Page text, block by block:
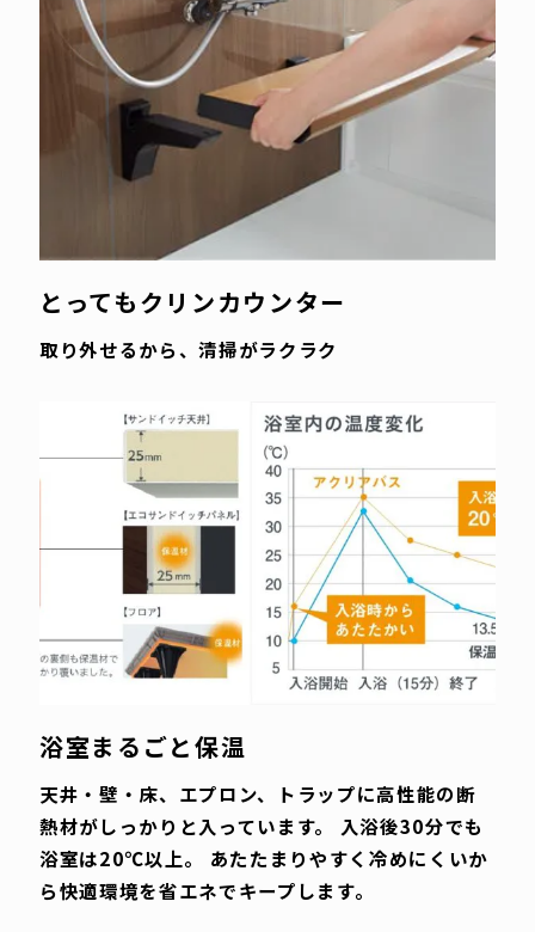
とってもクリンカウンター
取り外せるから、清掃がラクラク
浴室まるごと保温
天井・壁・床、エプロン、トラップに高性能の断
熱材がしっかりと入っています。 入浴後30分でも
浴室は20℃以上。 あたたまりやすく冷めにくいか
ら快適環境を省エネでキープします。